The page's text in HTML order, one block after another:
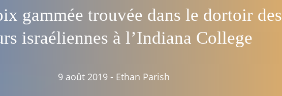
gammée trouvée dans le dortoir des
israéliennes à l’Indiana College
9 août 2019 - Ethan Parish